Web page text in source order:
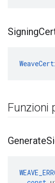
Signing
Funzioni
Generate